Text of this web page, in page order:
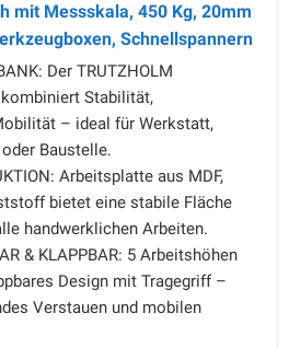
mit Messskala, 450 Kg, 20mm
Schnellspannern
Der TRUTZHOLM
Stabilität,
– ideal für Werkstatt,
Baustelle.
Arbeitsplatte aus MDF,
bietet eine stabile Fläche
handwerklichen Arbeiten.
& KLAPPBAR: 5 Arbeitshöhen
Design mit Tragegriff –
Verstauen und mobilen